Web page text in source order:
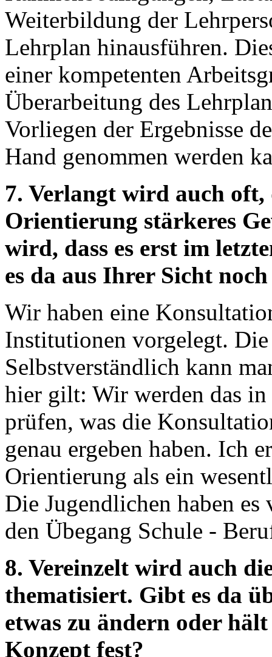
Weiterbildung der
Lehrplan hinausführen.
einer kompetenten
Überarbeitung des
Vorliegen der Ergebnisse
Hand genommen werden
7. Verlangt wird auch oft,
Orientierung stärkeres
wird, dass es erst im
es da aus Ihrer Sicht
Wir haben eine
Institutionen vorgelegt.
Selbstverständlich kann
hier gilt: Wir werden das in
prüfen, was die
genau ergeben haben. Ich
Orientierung als ein
Die Jugendlichen haben
den Übegang Schule -
8. Vereinzelt wird auch
thematisiert. Gibt es da
etwas zu ändern oder
Konzept fest?